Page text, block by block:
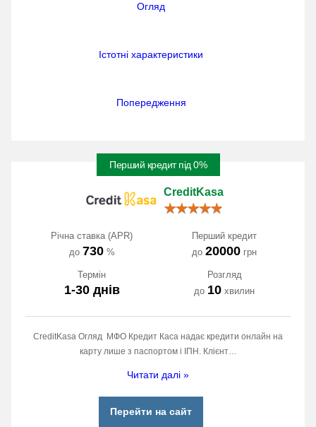
Огляд
Істотні характеристики
Попередження
Перший кредит під 0%
CreditKasa
Річна ставка (APR)
до 730%
Перший кредит
до 20000 грн
Термін
1-30 днів
Розгляд
до 10 хвилин
CreditKasa Огляд МФО Кредит Каса надає кредити онлайн на
карту лише з паспортом і ІПН. Клієнт…
Читати далі »
Перейти на сайт